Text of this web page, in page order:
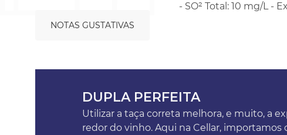
NOTAS GUSTATIVAS
- SO² Total: 10 mg/L -
DUPLA PERFEITA
Utilizar a taça correta melhora, e muito, a
redor do vinho. Aqui na Cellar, importamos